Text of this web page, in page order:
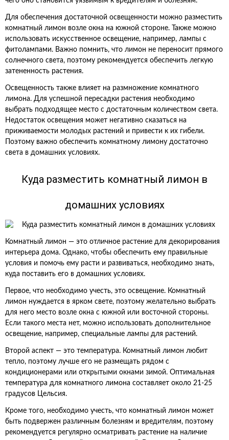
Для обеспечения достаточной освещенности можно разместить
комнатный лимон возле окна на южной стороне. Также можно
использовать искусственное освещение, например, лампы с
фитолампами. Важно помнить, что лимон не переносит прямого
солнечного света, поэтому рекомендуется обеспечить легкую
затененность растения.
Освещенность также влияет на размножение комнатного
лимона. Для успешной пересадки растения необходимо
выбрать подходящее место с достаточным количеством света.
Недостаток освещения может негативно сказаться на
приживаемости молодых растений и привести к их гибели.
Поэтому важно обеспечить комнатному лимону достаточно
света в домашних условиях.
Куда разместить комнатный лимон в
домашних условиях
Комнатный лимон — это отличное растение для декорирования
интерьера дома. Однако, чтобы обеспечить ему правильные
условия и помочь ему расти и развиваться, необходимо знать,
куда поставить его в домашних условиях.
Первое, что необходимо учесть, это освещение. Комнатный
лимон нуждается в ярком свете, поэтому желательно выбрать
для него место возле окна с южной или восточной стороны.
Если такого места нет, можно использовать дополнительное
освещение, например, специальные лампы для растений.
Второй аспект — это температура. Комнатный лимон любит
тепло, поэтому лучше его не размещать рядом с
кондиционерами или открытыми окнами зимой. Оптимальная
температура для комнатного лимона составляет около 21-25
градусов Цельсия.
Кроме того, необходимо учесть, что комнатный лимон может
быть подвержен различным болезням и вредителям, поэтому
рекомендуется регулярно осматривать растение на наличие